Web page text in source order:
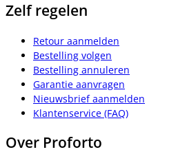
Zelf regelen
Retour aanmelden
Bestelling volgen
Bestelling annuleren
Garantie aanvragen
Nieuwsbrief aanmelden
Klantenservice (FAQ)
Over Proforto